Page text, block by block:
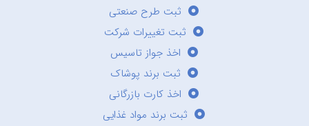
ثبت طرح صنعتی
ثبت تغییرات شرکت
اخذ جواز تاسیس
ثبت برند پوشاک
اخذ کارت بازرگانی
ثبت برند مواد غذایی